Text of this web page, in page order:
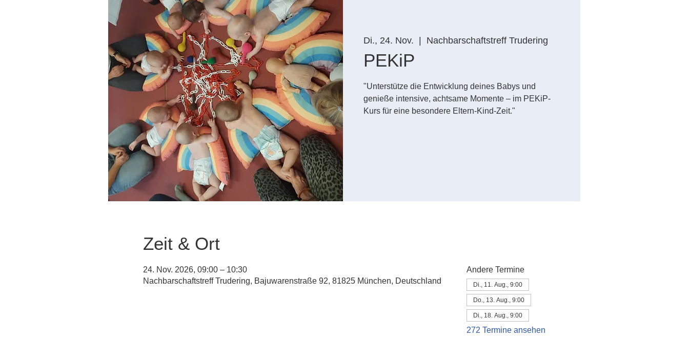
Di., 24. Nov. Nachbarschaftstreff Trudering
PEKiP
"Unterstütze die Entwicklung deines Babys und
genieße intensive, achtsame Momente – im PEKiP-
Kurs für eine besondere Eltern-Kind-Zeit."
Zeit & Ort
24. Nov. 2026, 09:00 – 10:30
Nachbarschaftstreff Trudering, Bajuwarenstraße 92, 81825 München, Deutschland
Andere Termine
Di., 11. Aug., 9:00
Do., 13. Aug., 9:00
Di., 18. Aug., 9:00
272 Termine ansehen